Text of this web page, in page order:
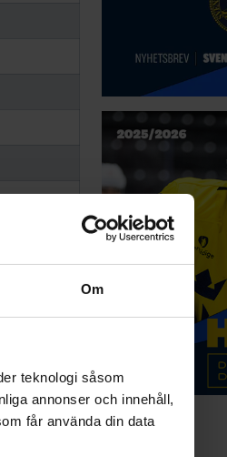
Om
teknologi såsom
annonser och innehåll,
får använda din data